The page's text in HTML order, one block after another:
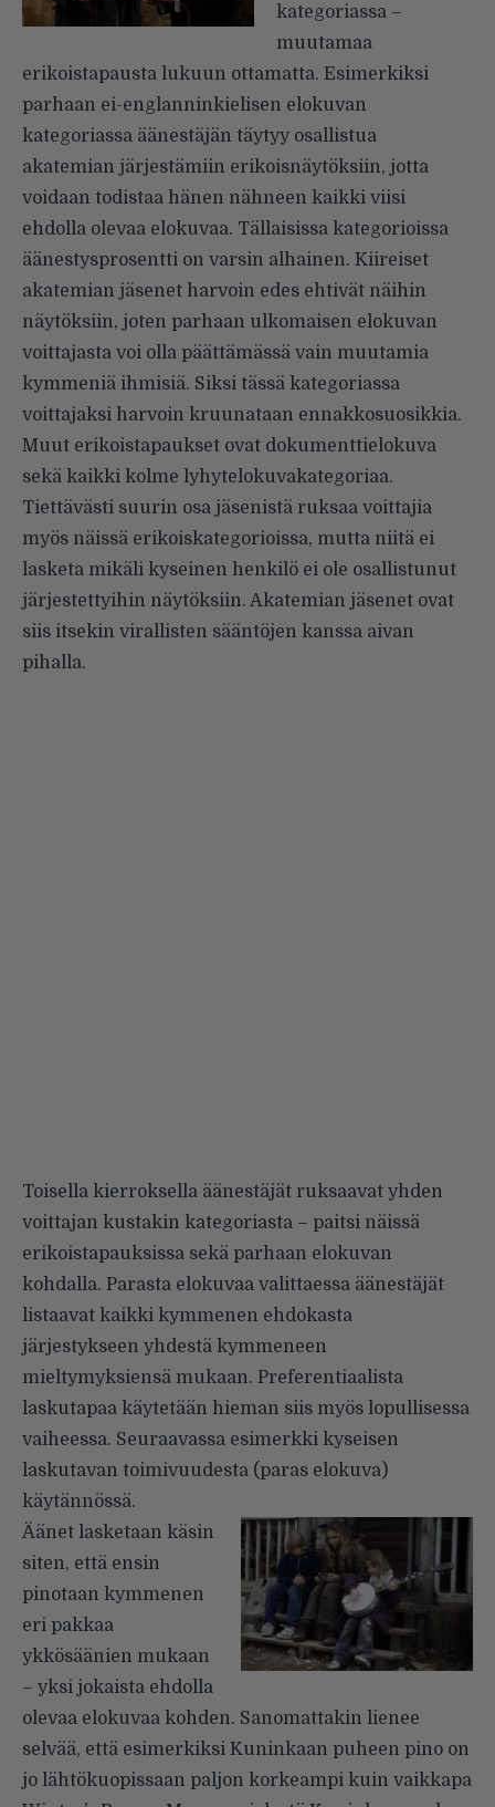
kategoriassa –
muutamaa
erikoistapausta lukuun ottamatta. Esimerkiksi
parhaan ei-englanninkielisen elokuvan
kategoriassa äänestäjän täytyy osallistua
akatemian järjestämiin erikoisnäytöksiin, jotta
voidaan todistaa hänen nähneen kaikki viisi
ehdolla olevaa elokuvaa. Tällaisissa kategorioissa
äänestysprosentti on varsin alhainen. Kiireiset
akatemian jäsenet harvoin edes ehtivät näihin
näytöksiin, joten parhaan ulkomaisen elokuvan
voittajasta voi olla päättämässä vain muutamia
kymmeniä ihmisiä. Siksi tässä kategoriassa
voittajaksi harvoin kruunataan ennakkosuosikkia.
Muut erikoistapaukset ovat dokumenttielokuva
sekä kaikki kolme lyhytelokuvakategoriaa.
Tiettävästi suurin osa jäsenistä ruksaa voittajia
myös näissä erikoiskategorioissa, mutta niitä ei
lasketa mikäli kyseinen henkilö ei ole osallistunut
järjestettyihin näytöksiin. Akatemian jäsenet ovat
siis itsekin virallisten sääntöjen kanssa aivan
pihalla.
Toisella kierroksella äänestäjät ruksaavat yhden
voittajan kustakin kategoriasta – paitsi näissä
erikoistapauksissa sekä parhaan elokuvan
kohdalla. Parasta elokuvaa valittaessa äänestäjät
listaavat kaikki kymmenen ehdokasta
järjestykseen yhdestä kymmeneen
mieltymyksiensä mukaan. Preferentiaalista
laskutapaa käytetään hieman siis myös lopullisessa
vaiheessa. Seuraavassa esimerkki kyseisen
laskutavan toimivuudesta (paras elokuva)
käytännössä.
Äänet lasketaan käsin
siten, että ensin
pinotaan kymmenen
eri pakkaa
ykkösäänien mukaan
– yksi jokaista ehdolla
olevaa elokuvaa kohden. Sanomattakin lienee
selvää, että esimerkiksi Kuninkaan puheen pino on
jo lähtökuopissaan paljon korkeampi kuin vaikkapa